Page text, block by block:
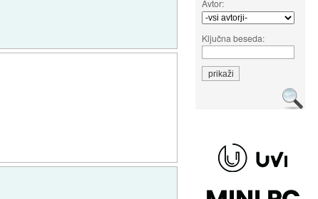
Avtor:
Ključna beseda: